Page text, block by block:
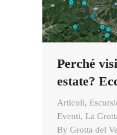
Perché
estate?
Articoli,
Eventi, La
By Grotta del